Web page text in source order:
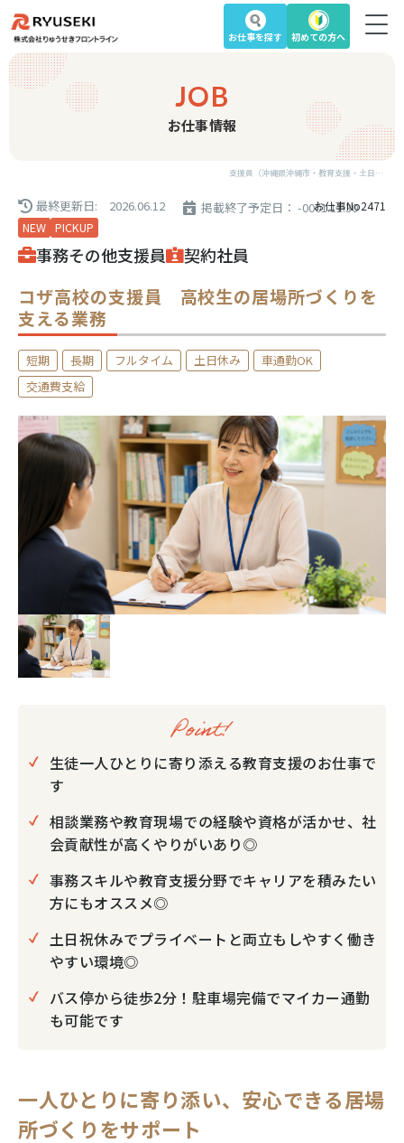
お仕事を探す 初めての方へ
支援員（沖縄県沖縄市・教育支援・土日祝休み・経験者歓迎・契約社員）｜沖縄の求人を探す
JOB
お仕事情報
最終更新日: 2026.06.12
掲載終了予定日： -0001.11.30
NEW PICKUP
お仕事No2471
事務その他支援員 契約社員
コザ高校の支援員 高校生の居場所づくりを
支える業務
短期 長期 フルタイム 土日休み
車通勤OK
交通費支給
生徒一人ひとりに寄り添える教育支援のお仕事で
す
相談業務や教育現場での経験や資格が活かせ、社
会貢献性が高くやりがいあり◎
事務スキルや教育支援分野でキャリアを積みたい
方にもオススメ◎
土日祝休みでプライベートと両立もしやすく働き
やすい環境◎
バス停から徒歩2分！駐車場完備でマイカー通勤
も可能です
一人ひとりに寄り添い、安心できる居場
所づくりをサポート